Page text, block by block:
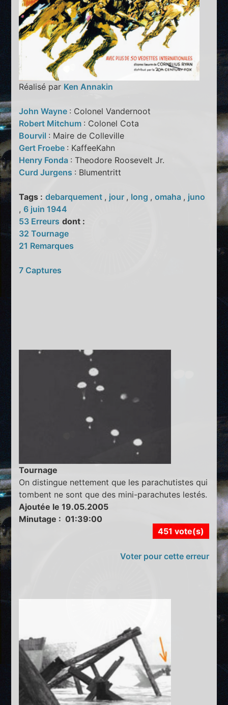
Réalisé par Ken Annakin
John Wayne : Colonel Vandernoot
Robert Mitchum : Colonel Cota
Bourvil : Maire de Colleville
Gert Froebe : KaffeeKahn
Henry Fonda : Theodore Roosevelt Jr.
Curd Jurgens : Blumentritt
Tags : debarquement , jour , long ,omaha , juno
,6 juin 1944
53 Erreurs dont :
32 Tournage
21 Remarques
7 Captures
Tournage
On distingue nettement que les parachutistes qui
tombent ne sont que des mini-parachutes lestés.
Ajoutée le 19.05.2005
Minutage : 01:39:00
451 vote(s)
Voter pour cette erreur